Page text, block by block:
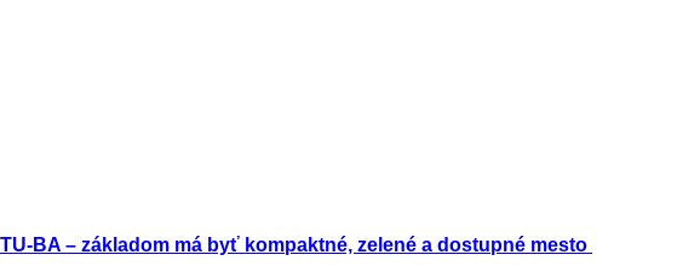
BA – základom má byť kompaktné, zelené a dostupné mesto